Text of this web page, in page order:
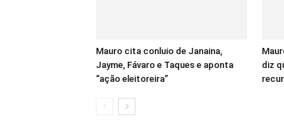
Mauro cita conluio de Janaina,
Jayme, Fávaro e Taques e aponta
“ação eleitoreira”
diz